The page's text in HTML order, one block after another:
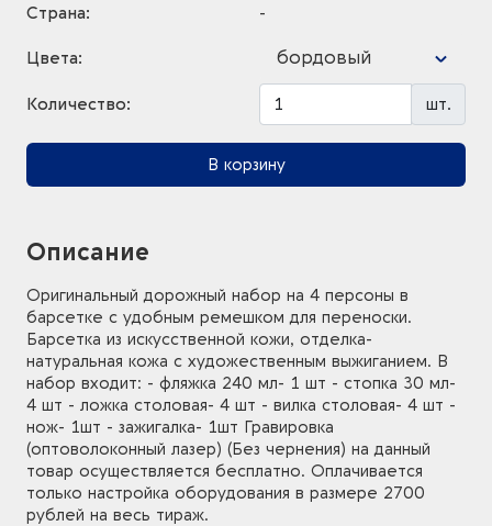
Страна:
-
Цвета: бордовый
Количество: шт.
В корзину
Описание
Оригинальный дорожный набор на 4 персоны в
барсетке с удобным ремешком для переноски.
Барсетка из искусственной кожи, отделка-
натуральная кожа с художественным выжиганием. В
набор входит: - фляжка 240 мл- 1 шт - стопка 30 мл-
4 шт - ложка столовая- 4 шт - вилка столовая- 4 шт -
нож- 1шт - зажигалка- 1шт Гравировка
(оптоволоконный лазер) (Без чернения) на данный
товар осуществляется бесплатно. Оплачивается
только настройка оборудования в размере 2700
рублей на весь тираж.